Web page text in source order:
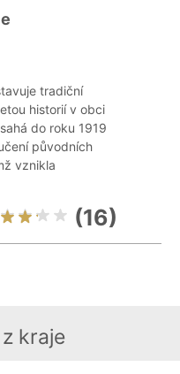
tradiční
historií v obci
do roku 1919
původních
vznikla
(16)
kraje